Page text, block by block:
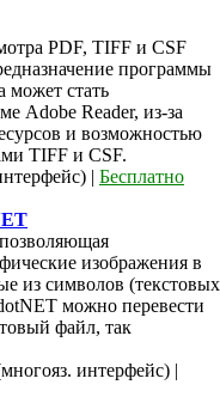
PDF, TIFF и CSF
программы
может стать
Adobe Reader, из-за
и возможностью
TIFF и CSF.
| Бесплатно
изображения в
из символов (текстовых
можно перевести
файл, так
интерфейс) |